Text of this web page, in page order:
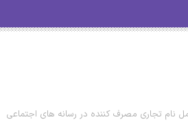
نام تجاری مصرف کننده در رسانه های اجتماعی